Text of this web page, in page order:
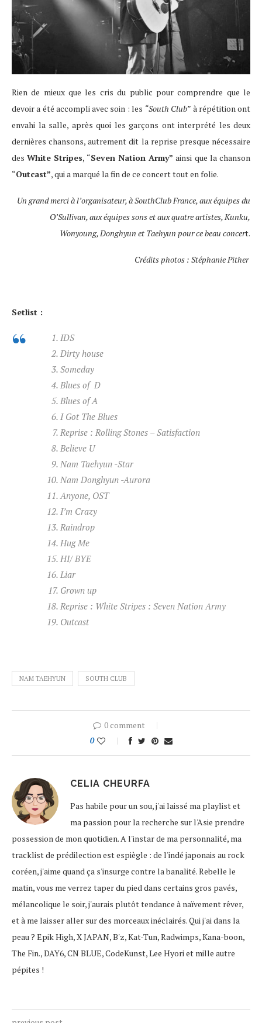
Rien de mieux que les cris du public pour comprendre que le
devoir a été accompli avec soin : les “South Club” à répétition ont
envahi la salle, après quoi les garçons ont interprété les deux
dernières chansons, autrement dit la reprise presque nécessaire
desWhite Stripes, “Seven Nation Army” ainsi que la chanson
“Outcast”, qui a marqué la fin de ce concert tout en folie.
Un grand merci à l’organisateur, à SouthClub France, aux équipes du
O’Sullivan, aux équipes sons et aux quatre artistes, Kunku,
Wonyoung, Donghyun et Taehyun pour ce beau concert.
Crédits photos : Stéphanie Pither
Setlist :
IDS
Dirty house
Someday
Blues of D
Blues of A
I Got The Blues
Reprise : Rolling Stones – Satisfaction
Believe U
Nam Taehyun -Star
Nam Donghyun -Aurora
Anyone, OST
I’m Crazy
Raindrop
Hug Me
HI/ BYE
Liar
Grown up
Reprise : White Stripes : Seven Nation Army
Outcast
NAM TAEHYUN SOUTH CLUB
0 comment
0
CELIA CHEURFA
Pas habile pour un sou, j'ai laissé ma playlist et
ma passion pour la recherche sur l'Asie prendre
possession de mon quotidien. A l'instar de ma personnalité, ma
tracklist de prédilection est espiègle : de l'indé japonais au rock
coréen, j'aime quand ça s'insurge contre la banalité. Rebelle le
matin, vous me verrez taper du pied dans certains gros pavés,
mélancolique le soir, j'aurais plutôt tendance à naïvement rêver,
et à me laisser aller sur des morceaux inéclairés. Qui j'ai dans la
peau ? Epik High, X JAPAN, B'z, Kat-Tun, Radwimps, Kana-boon,
The Fin., DAY6, CN BLUE, CodeKunst, Lee Hyori et mille autre
pépites !